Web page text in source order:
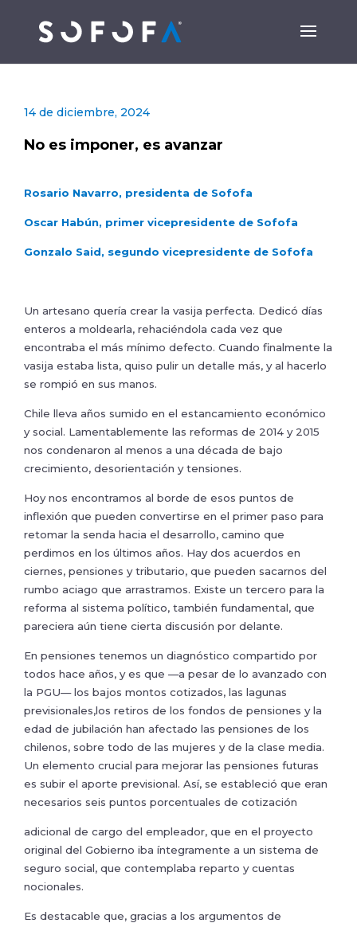
14 de diciembre, 2024
No es imponer, es avanzar
Rosario Navarro, presidenta de Sofofa
Oscar Habún, primer vicepresidente de Sofofa
Gonzalo Said, segundo vicepresidente de Sofofa
Un artesano quería crear la vasija perfecta. Dedicó días
enteros a moldearla, rehaciéndola cada vez que
encontraba el más mínimo defecto. Cuando finalmente la
vasija estaba lista, quiso pulir un detalle más, y al hacerlo
se rompió en sus manos.
Chile lleva años sumido en el estancamiento económico
y social. Lamentablemente las reformas de 2014 y 2015
nos condenaron al menos a una década de bajo
crecimiento, desorientación y tensiones.
Hoy nos encontramos al borde de esos puntos de
inflexión que pueden convertirse en el primer paso para
retomar la senda hacia el desarrollo, camino que
perdimos en los últimos años. Hay dos acuerdos en
ciernes, pensiones y tributario, que pueden sacarnos del
rumbo aciago que arrastramos. Existe un tercero para la
reforma al sistema político, también fundamental, que
pareciera aún tiene cierta discusión por delante.
En pensiones tenemos un diagnóstico compartido por
todos hace años, y es que —a pesar de lo avanzado con
la PGU— los bajos montos cotizados, las lagunas
previsionales,los retiros de los fondos de pensiones y la
edad de jubilación han afectado las pensiones de los
chilenos, sobre todo de las mujeres y de la clase media.
Un elemento crucial para mejorar las pensiones futuras
es subir el aporte previsional. Así, se estableció que eran
necesarios seis puntos porcentuales de cotización
adicional de cargo del empleador, que en el proyecto
original del Gobierno iba íntegramente a un sistema de
seguro social, que contemplaba reparto y cuentas
nocionales.
Es destacable que, gracias a los argumentos de